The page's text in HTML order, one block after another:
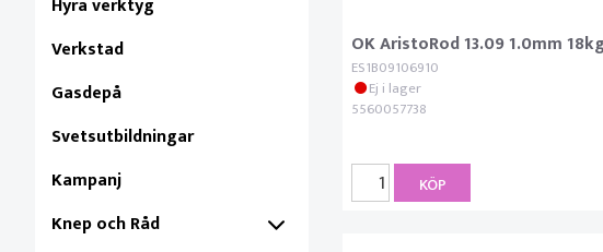
Hyra verktyg
Verkstad
Gasdepå
Svetsutbildningar
Kampanj
Knep och Råd
OK AristoRod 13.09 1.0mm 18kg
ES1B09106910
Ej i lager
5560057738
KÖP